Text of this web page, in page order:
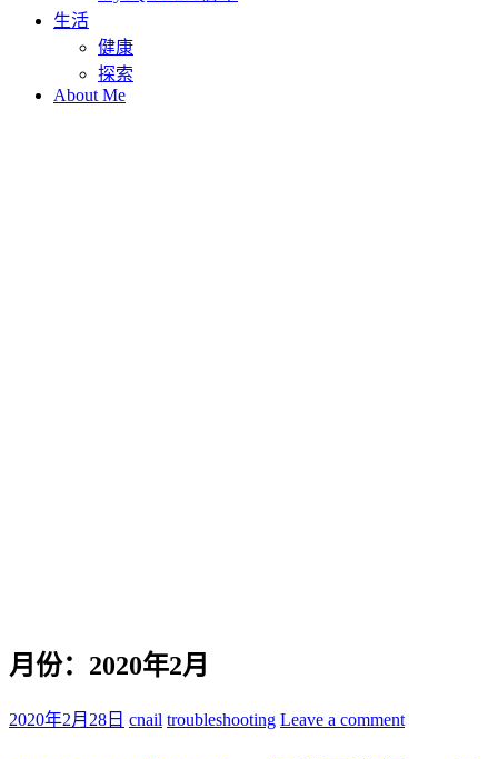
生活
健康
探索
About Me
月份：2020年2月
2020年2月28日 cnail troubleshooting Leave a comment